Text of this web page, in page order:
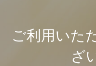
ご利用いた
ざ